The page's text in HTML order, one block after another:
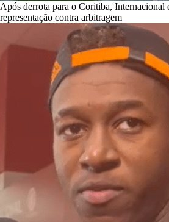
Após derrota para o Coritiba, Internacional
representação contra arbitragem